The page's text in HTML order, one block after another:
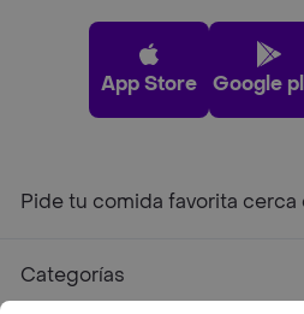
App Store Google
Pide tu comida favorita cerca
Categorías